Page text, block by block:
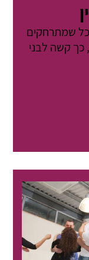
שמתרחקים
כך קשה לבני